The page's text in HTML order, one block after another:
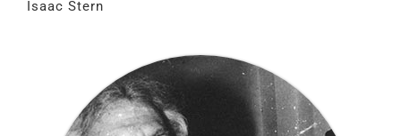
Isaac Stern